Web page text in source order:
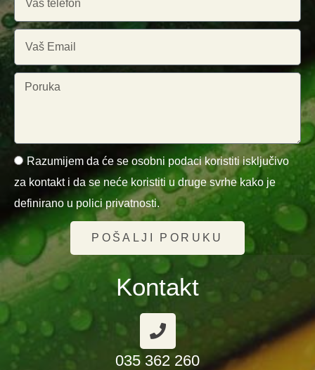
Razumijem da će se osobni podaci koristiti isključivo
za kontakt i da se neće koristiti u druge svrhe kako je
definirano u polici privatnosti.
POŠALJI PORUKU
Kontakt
035 362 260